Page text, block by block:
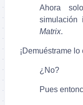
Ahora
simulación
Matrix.
¡Demuéstrame lo
¿No?
Pues